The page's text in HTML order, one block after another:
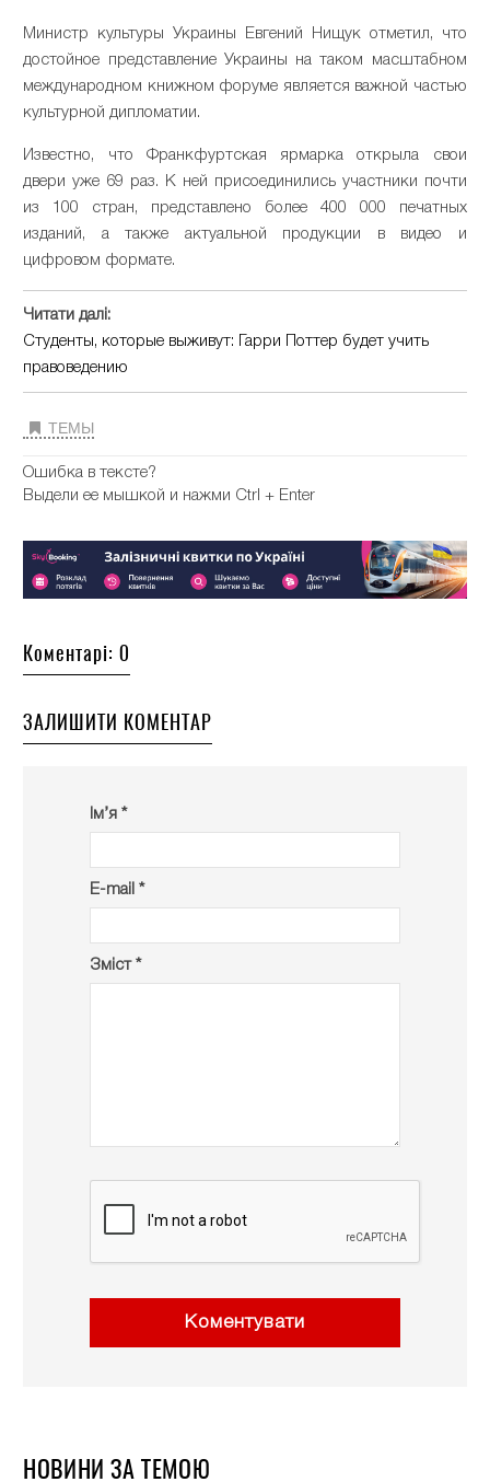
Министр культуры Украины Евгений Нищук отметил, что
достойное представление Украины на таком масштабном
международном книжном форуме является важной частью
культурной дипломатии.
Известно, что Франкфуртская ярмарка открыла свои
двери уже 69 раз. К ней присоединились участники почти
из 100 стран, представлено более 400 000 печатных
изданий, а также актуальной продукции в видео и
цифровом формате.
Читати далі:
Студенты, которые выживут: Гарри Поттер будет учить
правоведению
ТЕМЫ
Ошибка в тексте?
Выдели ее мышкой и нажми Ctrl + Enter
Коментарі: 0
ЗАЛИШИТИ КОМЕНТАР
Ім’я *
E-mail *
Зміст *
Коментувати
НОВИНИ ЗА ТЕМОЮ